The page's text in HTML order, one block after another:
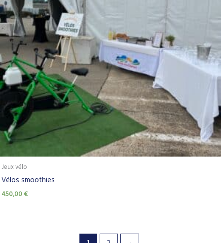
Jeux vélo
Vélos smoothies
450,00€